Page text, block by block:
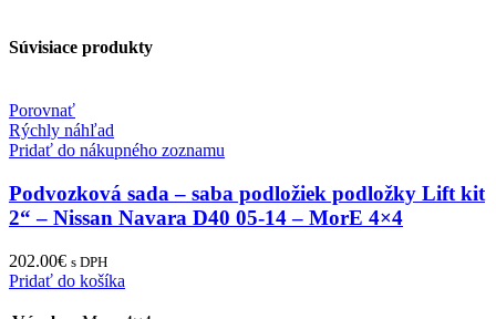
Súvisiace produkty
Porovnať
Rýchly náhľad
Pridať do nákupného zoznamu
Podvozková sada – saba podložiek podložky Lift kit
2“ – Nissan Navara D40 05-14 – MorE 4×4
202.00€ s DPH
Pridať do košíka